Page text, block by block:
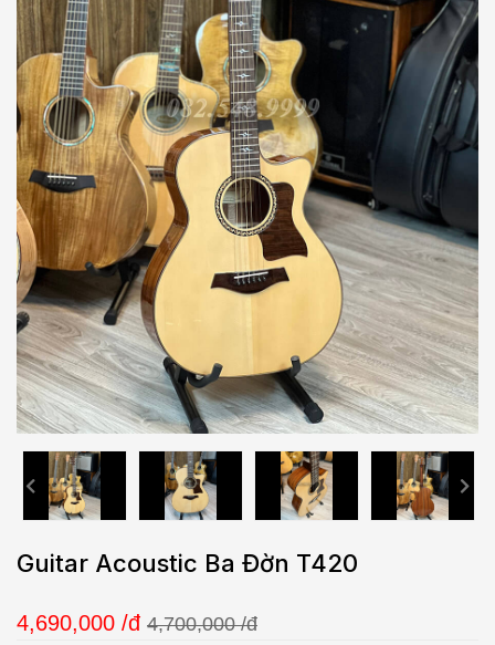
Guitar Acoustic Ba Đờn T420
4,690,000 /đ 4,700,000 /đ